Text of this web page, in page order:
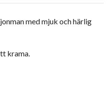
med mjuk och härlig
krama.